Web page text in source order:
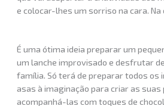
e colocar-lhes um sorriso na cara. Na
É uma ótima ideia preparar um
um lanche improvisado e desfrutar
família. Só terá de preparar todos os
asas à imaginação para criar as
acompanhá-las com toques de